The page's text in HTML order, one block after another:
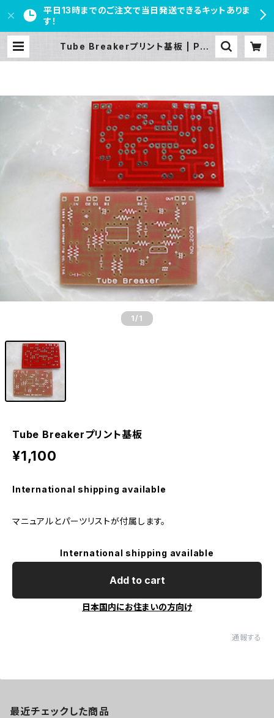
平日13時までのご注文で当日発送できるキットありま
す！
Tube Breakerプリント基板 | PED
1 /1
Tube Breakerプリント基板
¥1,100
International shipping available
マニュアルとパーツリストが付属します。
International shipping available
Add to cart
日本国内にお住まいの方向け
通報する
最近チェックした商品